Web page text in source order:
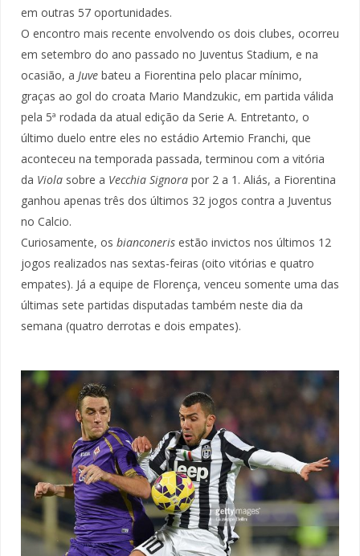
em outras 57 oportunidades.
O encontro mais recente envolvendo os dois clubes, ocorreu
em setembro do ano passado no Juventus Stadium, e na
ocasião, a Juve bateu a Fiorentina pelo placar mínimo,
graças ao gol do croata Mario Mandzukic, em partida válida
pela 5ª rodada da atual edição da Serie A. Entretanto, o
último duelo entre eles no estádio Artemio Franchi, que
aconteceu na temporada passada, terminou com a vitória
da Viola sobre a Vecchia Signora por 2 a 1. Aliás, a Fiorentina
ganhou apenas três dos últimos 32 jogos contra a Juventus
no Calcio.
Curiosamente, os bianconeris estão invictos nos últimos 12
jogos realizados nas sextas-feiras (oito vitórias e quatro
empates). Já a equipe de Florença, venceu somente uma das
últimas sete partidas disputadas também neste dia da
semana (quatro derrotas e dois empates).